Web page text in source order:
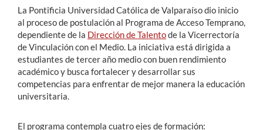
La Pontificia Universidad Católica de Valparaíso dio inicio
al proceso de postulación al Programa de Acceso Temprano,
dependiente de la Dirección de Talentode la Vicerrectoría
de Vinculación con el Medio. La iniciativa está dirigida a
estudiantes de tercer año medio con buen rendimiento
académico y busca fortalecer y desarrollar sus
competencias para enfrentar de mejor manera la educación
universitaria.
El programa contempla cuatro ejes de formación: